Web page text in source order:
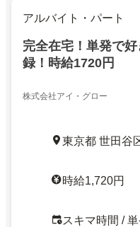
アルバイト・パート
完全在宅！単発で
録！時給1720円
株式会社アイ・グロー
東京都 世田谷
時給1,720円
スキマ時間 /